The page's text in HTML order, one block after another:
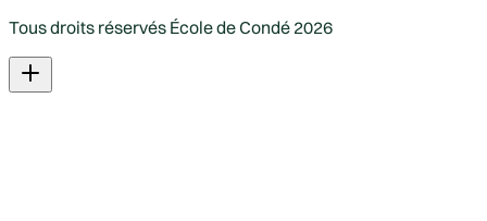
Tous droits réservés École de Condé 2026